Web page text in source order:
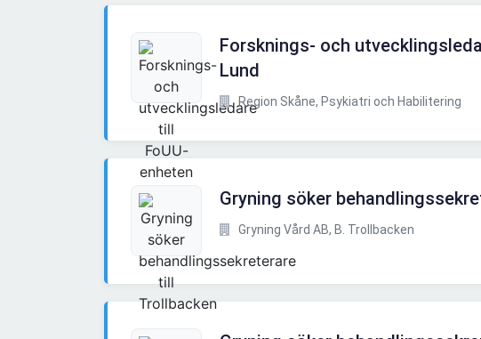
Forsknings- och
Lund
Region Skåne, Psykiatri och Habilitering
Gryning söker
Gryning Vård AB, B. Trollbacken